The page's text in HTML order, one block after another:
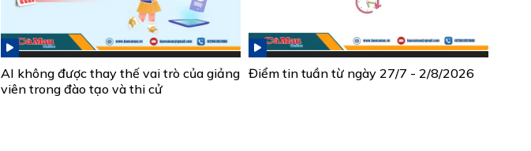
AI không được thay thế vai trò của giảng
viên trong đào tạo và thi cử
Điểm tin tuần từ ngày 27/7 - 2/8/2026